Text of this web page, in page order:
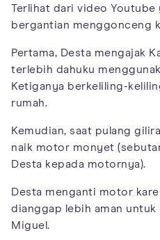
Terlihat dari video Youtube
bergantian menggonceng
Pertama, Desta mengajak
terlebih dahuku
Ketiganya berkeliling-
rumah.
Kemudian, saat pulang
naik motor monyet
Desta kepada motornya).
Desta menganti motor
dianggap lebih aman untuk
Miguel.